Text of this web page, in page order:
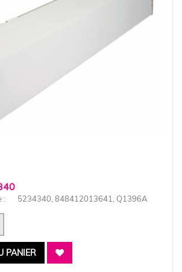
: 5234340, 848412013641, Q1396A
PANIER